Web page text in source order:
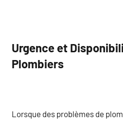
Urgence et
Plombiers
Lorsque des problèmes de